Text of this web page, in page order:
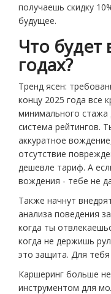
получаешь скидку
будущее.
Что будет
годах?
Тренд ясен:
концу 2025 года все
минимального
система рейтингов.
аккуратное
отсутствие
дешевле тариф. А
вождения - тебе не
Также начнут
анализа поведения
когда ты
когда не держишь
это защита. Для тебя
Каршеринг больше
инструментом для